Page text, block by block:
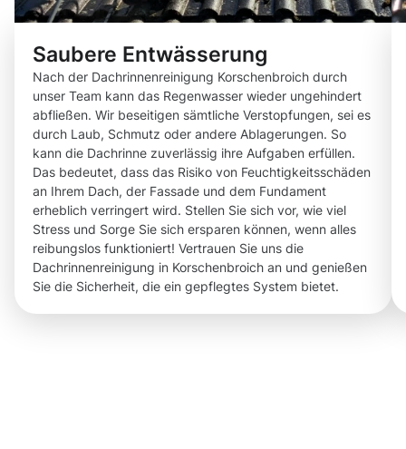
Saubere Entwässerung
Nach der Dachrinnenreinigung Korschenbroich durch
unser Team kann das Regenwasser wieder ungehindert
abfließen. Wir beseitigen sämtliche Verstopfungen, sei es
durch Laub, Schmutz oder andere Ablagerungen. So
kann die Dachrinne zuverlässig ihre Aufgaben erfüllen.
Das bedeutet, dass das Risiko von Feuchtigkeitsschäden
an Ihrem Dach, der Fassade und dem Fundament
erheblich verringert wird. Stellen Sie sich vor, wie viel
Stress und Sorge Sie sich ersparen können, wenn alles
reibungslos funktioniert! Vertrauen Sie uns die
Dachrinnenreinigung in Korschenbroich an und genießen
Sie die Sicherheit, die ein gepflegtes System bietet.